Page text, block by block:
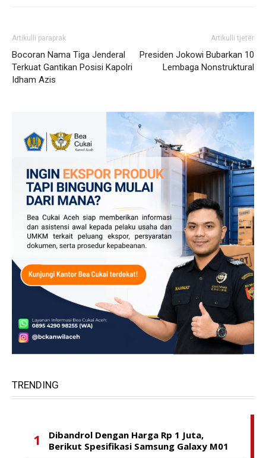
Artikulli paraprak
Bocoran Nama Tiga Jenderal
Terkuat Gantikan Posisi Kapolri
Idham Azis
Artikulli tjetër
Presiden Jokowi Bubarkan 10
Lembaga Nonstruktural
TRENDING
Dibandrol Dengan Harga Rp 1 Juta,
Berikut Spesifikasi Samsung Galaxy M01